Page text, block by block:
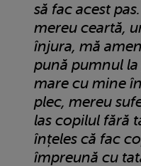
să fac acest
mereu ceartă,
înjura, mă
pună pumnul
mare cu mine
plec, mereu
las copilul fără
înțeles că fac
împreună cu